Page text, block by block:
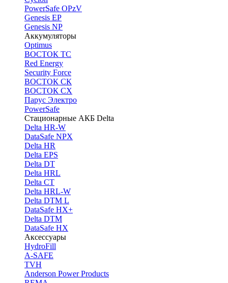
PowerSafe OPzV
Genesis EP
Genesis NP
Аккумуляторы
Optimus
ВОСТОК ТС
Red Energy
Security Force
ВОСТОК СК
ВОСТОК СХ
Парус Электро
PowerSafe
Стационарные АКБ Delta
Delta HR-W
DataSafe NPX
Delta HR
Delta EPS
Delta DT
Delta HRL
Delta CT
Delta HRL-W
Delta DTM L
DataSafe HX+
Delta DTM
DataSafe HX
Аксессуары
HydroFill
A-SAFE
TVH
Anderson Power Products